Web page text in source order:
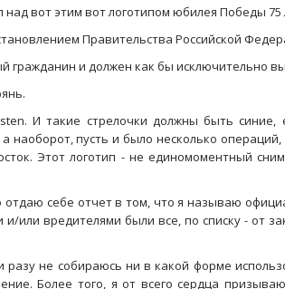
над вот этим вот логотипом юбилея Победы 75
Правительства Российской
гражданин и должен как бы исключительно
И такие стрелочки должны быть
наоборот, пусть и было несколько
Этот логотип - не единомоментный
отдаю себе отчет в том, что я называю
или вредителями были все, по списку - от
разу не собираюсь ни в какой форме
Более того, я от всего сердца